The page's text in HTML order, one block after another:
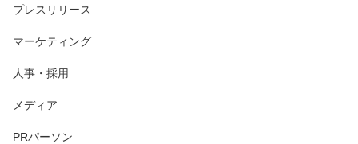
プレスリリース
マーケティング
人事・採用
メディア
PRパーソン